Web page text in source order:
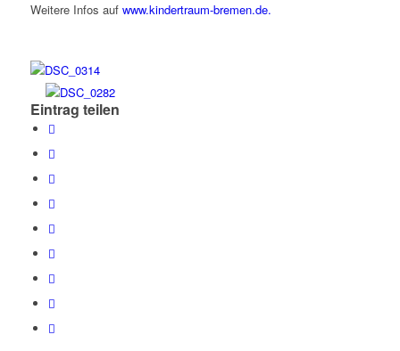
Weitere Infos auf www.kindertraum-bremen.de.
Eintrag teilen